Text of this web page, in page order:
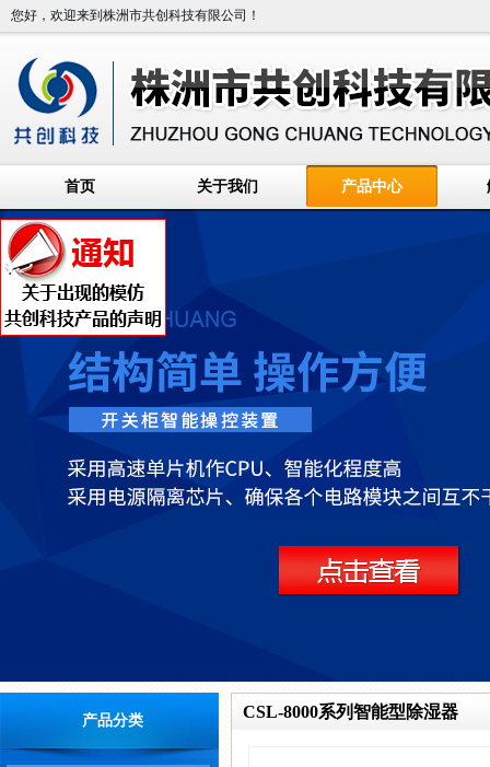
您好，欢迎来到株洲市共创科技有限公司！
首页 关于我们 产品中心
产品分类 CSL-8000系列智能型除湿器